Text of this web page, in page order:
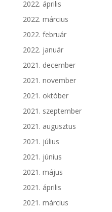
2022. április
2022. március
2022. február
2022. január
2021. december
2021. november
2021. október
2021. szeptember
2021. augusztus
2021. július
2021. június
2021. május
2021. április
2021. március